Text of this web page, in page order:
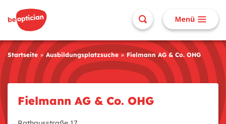
Startseite Ausbildungsplatzsuche Fielmann AG & Co. OHG
Fielmann AG & Co. OHG